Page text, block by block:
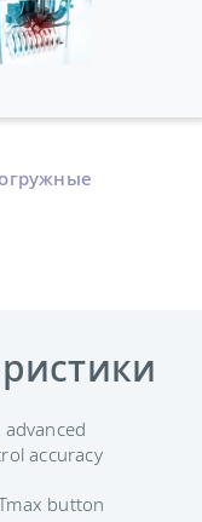
accuracy
button